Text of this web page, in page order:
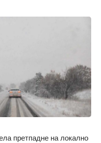
претпадне на локално